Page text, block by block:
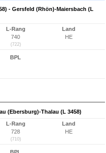
- Gersfeld (Rhön)-Maiersbach (L
L-Rang
740
(722)
Land
HE
BPL
(Ebersburg)-Thalau (L 3458)
L-Rang
728
(710)
Land
HE